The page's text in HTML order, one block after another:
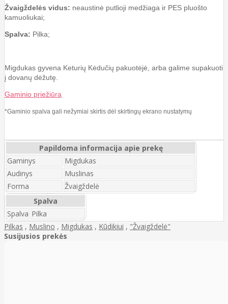
Žvaigždelės vidus: neaustinė putlioji medžiaga ir PES pluošto
kamuoliukai;
Spalva: Pilka;
Migdukas gyvena Keturių Kėdučių pakuotėjė, arba galime supakuoti
į dovanų dėžutę.
Gaminio priežiūra
*Gaminio spalva gali nežymiai skirtis dėl skirtingų ekrano nustatymų
Papildoma informacija apie prekę
Gaminys
Migdukas
Audinys
Muslinas
Forma
Žvaigždelė
Spalva
Spalva Pilka
Pilkas , Muslino , Migdukas , Kūdikiui , "Žvaigždelė"
Susijusios prekės